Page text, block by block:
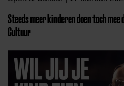
Steeds meer kinderen doen toch
Cultuur